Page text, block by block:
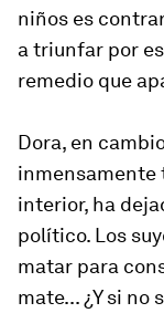
niños es
a triunfar por
remedio que
Dora, en
inmensamente
interior, ha
político. Los
matar para
mate... ¿Y si no